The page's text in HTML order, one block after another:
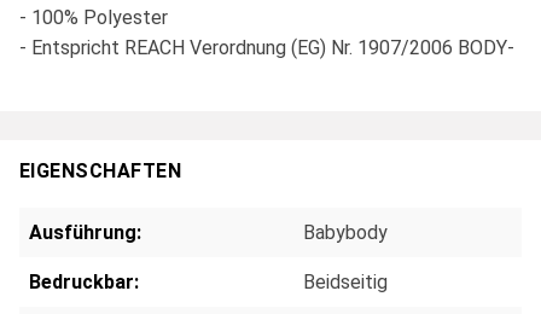
- 100% Polyester
- Entspricht REACH Verordnung (EG) Nr. 1907/2006 BODY-
EIGENSCHAFTEN
Ausführung: Babybody
Bedruckbar: Beidseitig